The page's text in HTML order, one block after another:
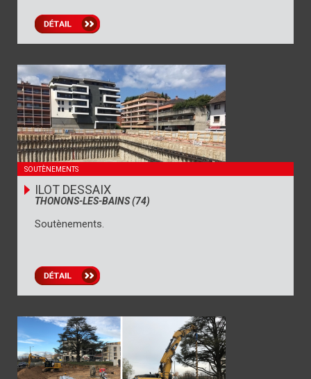
SOUTÈNEMENTS
ILOT DESSAIX
THONONS-LES-BAINS (74)
Soutènements.